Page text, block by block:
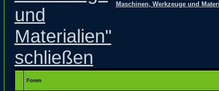
Maschinen, Werkzeuge und
Foren